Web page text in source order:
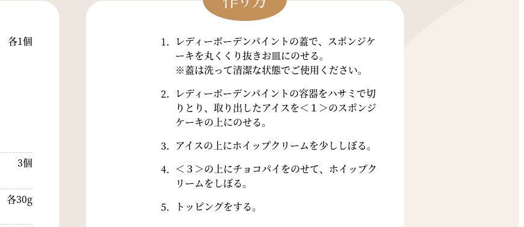
各1個
3個
各30g
レディーボーデンパイントの蓋で、スポンジケ
ーキを丸くくり抜きお皿にのせる。
※蓋は洗って清潔な状態でご使用ください。
レディーボーデンパイントの容器をハサミで切
りとり、取り出したアイスを＜１＞のスポンジ
ケーキの上にのせる。
アイスの上にホイップクリームを少ししぼる。
＜３＞の上にチョコパイをのせて、ホイップク
リームをしぼる。
トッピングをする。